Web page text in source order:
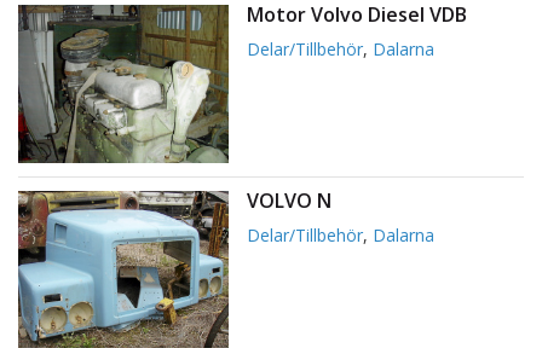
Motor Volvo Diesel VDB
Delar/Tillbehör, Dalarna
VOLVO N
Delar/Tillbehör, Dalarna